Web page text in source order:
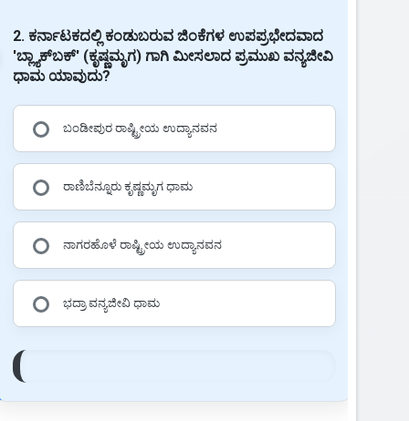
2. ಕರ್ನಾಟಕದಲ್ಲಿ ಕಂಡುಬರುವ ಜಿಂಕೆಗಳ ಉಪಪ್ರಭೇದವಾದ
'ಬ್ಲ್ಯಾಕ್‌ಬಕ್' (ಕೃಷ್ಣಮೃಗ) ಗಾಗಿ ಮೀಸಲಾದ ಪ್ರಮುಖ ವನ್ಯಜೀವಿ
ಧಾಮ ಯಾವುದು?
ಬಂಡೀಪುರ ರಾಷ್ಟ್ರೀಯ ಉದ್ಯಾನವನ
ರಾಣಿಬೆನ್ನೂರು ಕೃಷ್ಣಮೃಗ ಧಾಮ
ನಾಗರಹೊಳೆ ರಾಷ್ಟ್ರೀಯ ಉದ್ಯಾನವನ
ಭದ್ರಾ ವನ್ಯಜೀವಿ ಧಾಮ